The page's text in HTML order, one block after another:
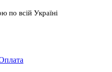
по всій Україні